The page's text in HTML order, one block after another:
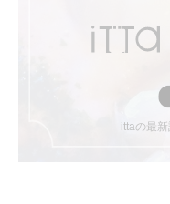
ittaの最